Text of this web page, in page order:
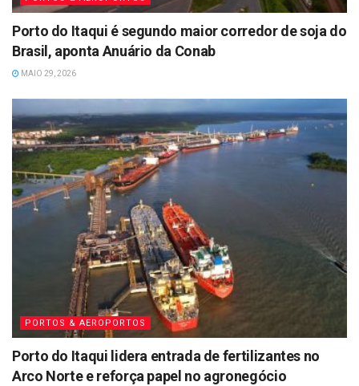
Porto do Itaqui é segundo maior corredor de soja do
Brasil, aponta Anuário da Conab
MAIO 29, 2026
PORTOS & AEROPORTOS
Porto do Itaqui lidera entrada de fertilizantes no
Arco Norte e reforça papel no agronegócio